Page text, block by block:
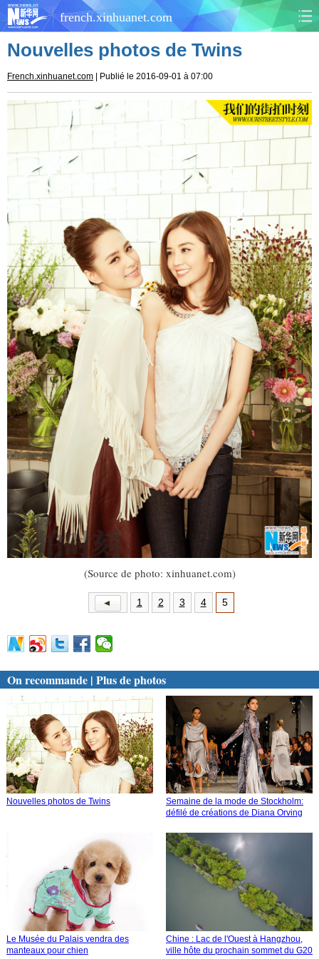
french.xinhuanet.com
CHINE MONDE
CULTURE SOCIÉTÉ
SANTÉ
SCI&TECH
TOURISME DOCUMENTS
DOSSIERS PHOTOS
VIDÉOS
Nouvelles photos de Twins
French.xinhuanet.com | Publié le 2016-09-01 à 07:00
(Source de photo: xinhuanet.com)
1 2 3 4 5
On recommande | Plus de photos
Nouvelles photos de Twins
Semaine de la mode de Stockholm:
défilé de créations de Diana Orving
Le Musée du Palais vendra des
manteaux pour chien
Chine : Lac de l'Ouest à Hangzhou,
ville hôte du prochain sommet du G20